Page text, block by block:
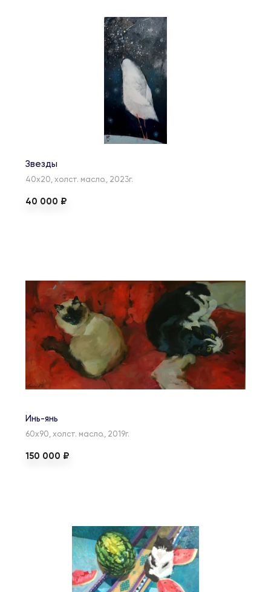
Звезды
40х20, холст. масло., 2023г.
40 000 ₽
Инь-янь
60х90, холст. масло., 2019г.
150 000 ₽